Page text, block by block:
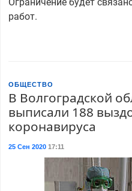
Ограничение будет
работ.
ОБЩЕСТВО
В Волгоградской
выписали 188
коронавируса
25 Сен 202017:11